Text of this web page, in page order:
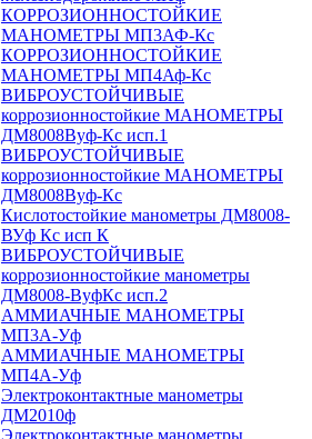
КОРРОЗИОННОСТОЙКИЕ
МАНОМЕТРЫ МП3АФ-Кс
КОРРОЗИОННОСТОЙКИЕ
МАНОМЕТРЫ МП4Аф-Кс
ВИБРОУСТОЙЧИВЫЕ
коррозионностойкие МАНОМЕТРЫ
ДМ8008Вуф-Кс исп.1
ВИБРОУСТОЙЧИВЫЕ
коррозионностойкие МАНОМЕТРЫ
ДМ8008Вуф-Кс
Кислотостойкие манометры ДМ8008-
ВУф Кс исп К
ВИБРОУСТОЙЧИВЫЕ
коррозионностойкие манометры
ДМ8008-ВуфКс исп.2
АММИАЧНЫЕ МАНОМЕТРЫ
МП3А-Уф
АММИАЧНЫЕ МАНОМЕТРЫ
МП4А-Уф
Электроконтактные манометры
ДМ2010ф
Электроконтактные манометры